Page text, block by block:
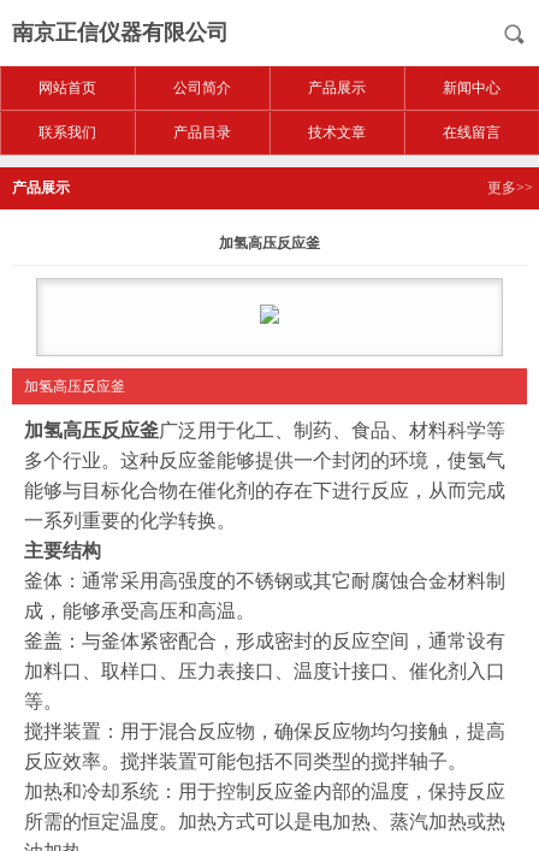
南京正信仪器有限公司
网站首页 公司简介 产品展示 新闻中心
联系我们 产品目录 技术文章 在线留言
产品展示 更多>>
加氢高压反应釜
加氢高压反应釜
加氢高压反应釜广泛用于化工、制药、食品、材料科学等
多个行业。这种反应釜能够提供一个封闭的环境，使氢气
能够与目标化合物在催化剂的存在下进行反应，从而完成
一系列重要的化学转换。
主要结构
釜体：通常采用高强度的不锈钢或其它耐腐蚀合金材料制
成，能够承受高压和高温。
釜盖：与釜体紧密配合，形成密封的反应空间，通常设有
加料口、取样口、压力表接口、温度计接口、催化剂入口
等。
搅拌装置：用于混合反应物，确保反应物均匀接触，提高
反应效率。搅拌装置可能包括不同类型的搅拌轴子。
加热和冷却系统：用于控制反应釜内部的温度，保持反应
所需的恒定温度。加热方式可以是电加热、蒸汽加热或热